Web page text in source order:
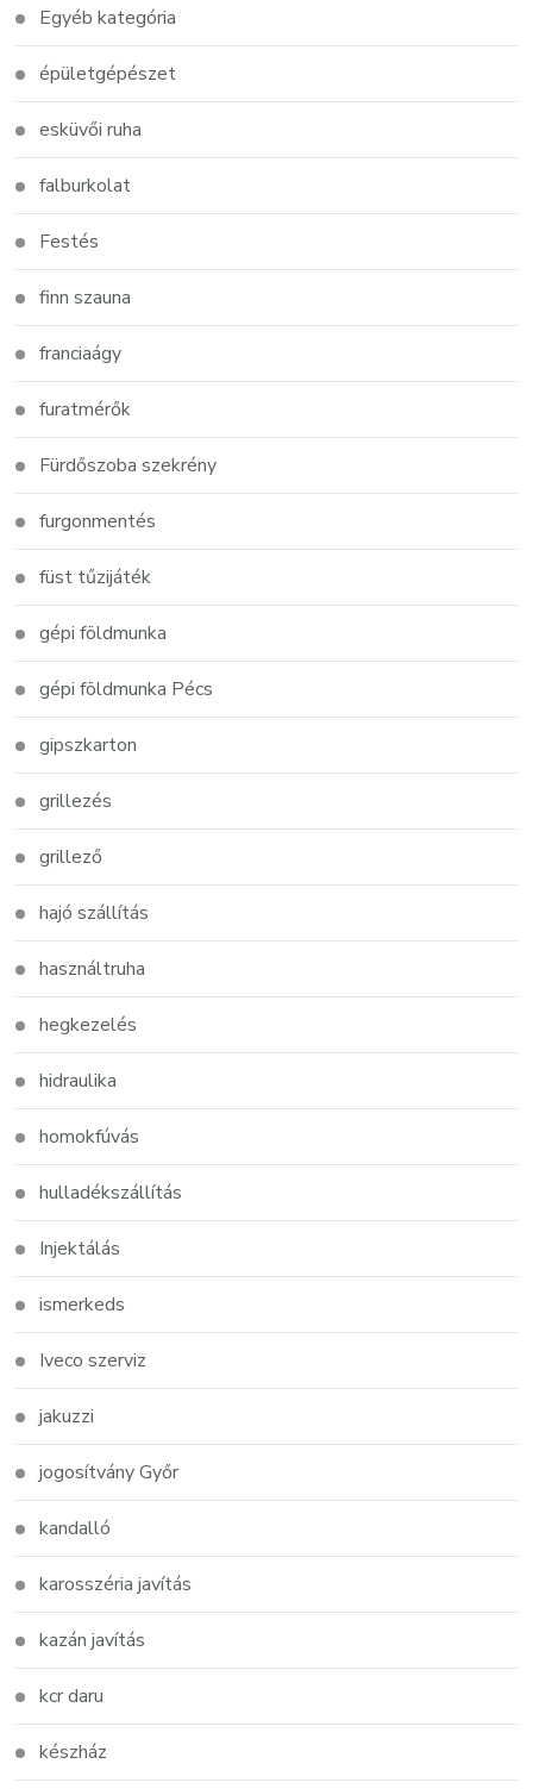
Egyéb kategória
épületgépészet
esküvői ruha
falburkolat
Festés
finn szauna
franciaágy
furatmérők
Fürdőszoba szekrény
furgonmentés
füst tűzijáték
gépi földmunka
gépi földmunka Pécs
gipszkarton
grillezés
grillező
hajó szállítás
használtruha
hegkezelés
hidraulika
homokfúvás
hulladékszállítás
Injektálás
ismerkeds
Iveco szerviz
jakuzzi
jogosítvány Győr
kandalló
karosszéria javítás
kazán javítás
kcr daru
készház